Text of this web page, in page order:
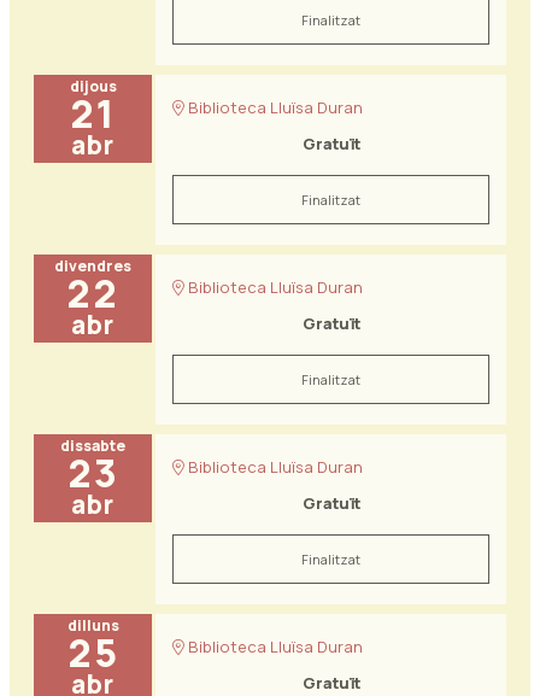
Finalitzat
dijous
21
abr
Biblioteca Lluïsa Duran
Gratuït
Finalitzat
divendres
22
abr
Biblioteca Lluïsa Duran
Gratuït
Finalitzat
dissabte
23
abr
Biblioteca Lluïsa Duran
Gratuït
Finalitzat
dilluns
25
abr
Biblioteca Lluïsa Duran
Gratuït